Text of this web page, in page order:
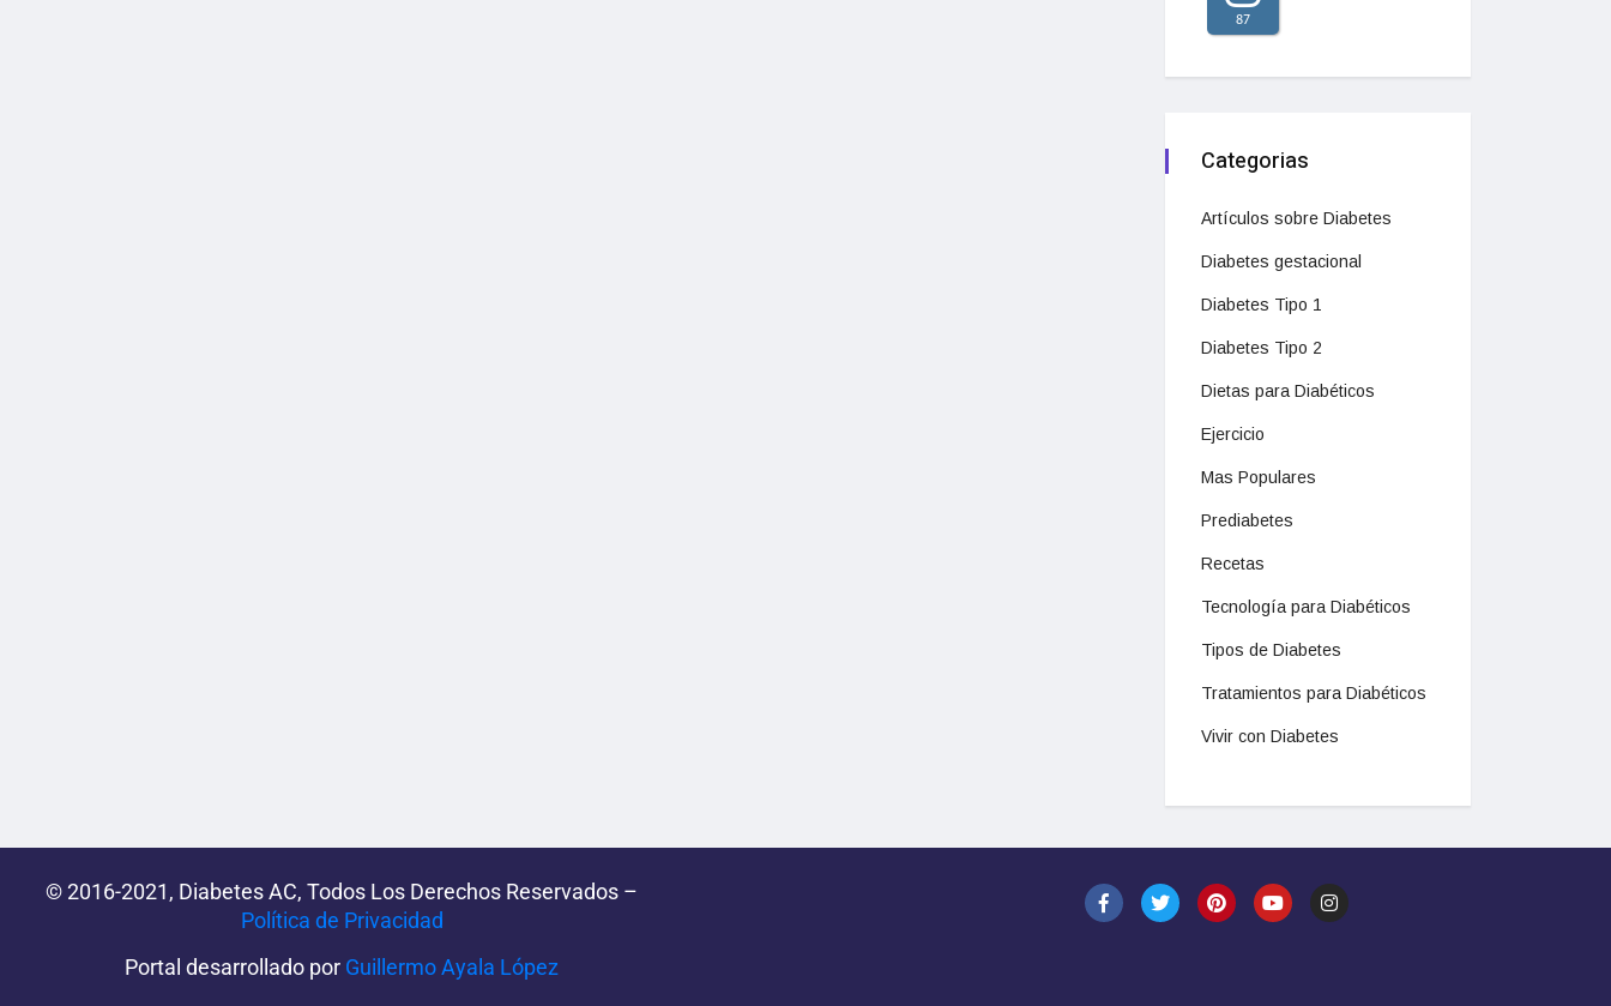
87
Categorias
Artículos sobre Diabetes
Diabetes gestacional
Diabetes Tipo 1
Diabetes Tipo 2
Dietas para Diabéticos
Ejercicio
Mas Populares
Prediabetes
Recetas
Tecnología para Diabéticos
Tipos de Diabetes
Tratamientos para Diabéticos
Vivir con Diabetes
© 2016-2021, Diabetes AC, Todos Los Derechos Reservados –
Política de Privacidad‌­
Portal desarrollado por Guillermo Ayala López